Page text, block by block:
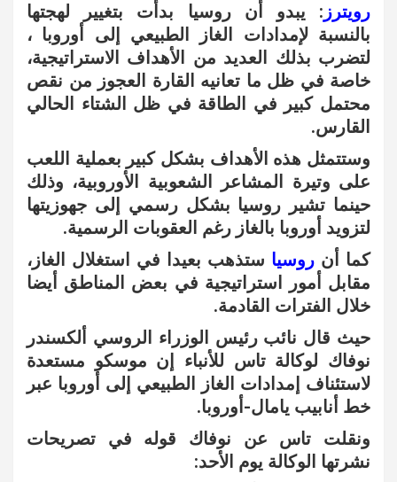
رويترز : يبدو أن روسيا بدأت بتغيير لهجتها
بالنسبة لإمدادات الغاز الطبيعي إلى أوروبا ،
لتضرب بذلك العديد من الأهداف الاستراتيجية،
خاصة في ظل ما تعانيه القارة العجوز من نقص
محتمل كبير في الطاقة في ظل الشتاء الحالي
القارس.
وستتمثل هذه الأهداف بشكل كبير بعملية اللعب
على وتيرة المشاعر الشعوبية الأوروبية، وذلك
حينما تشير روسيا بشكل رسمي إلى جهوزيتها
لتزويد أوروبا بالغاز رغم العقوبات الرسمية.
كما أن روسيا ستذهب بعيدا في استغلال الغاز،
مقابل أمور استراتيجية في بعض المناطق أيضا
خلال الفترات القادمة.
حيث قال نائب رئيس الوزراء الروسي ألكسندر
نوفاك لوكالة تاس للأنباء إن موسكو مستعدة
لاستئناف إمدادات الغاز الطبيعي إلى أوروبا عبر
خط أنابيب يامال-أوروبا.
ونقلت تاس عن نوفاك قوله في تصريحات
نشرتها الوكالة يوم الأحد: